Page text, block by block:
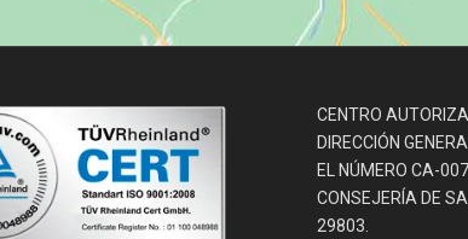
CENTRO
DIRECCIÓN
EL NÚMERO CA-
CONSEJERÍA DE
29803.